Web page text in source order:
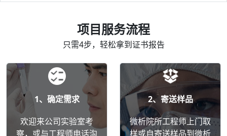
项目服务流程
只需4步，轻松拿到证书报告
1、确定需求
欢迎来公司实验室考
察，或与工程师电话沟
2、寄送样品
微析院所工程师上门取
样或自寄送样品到微析